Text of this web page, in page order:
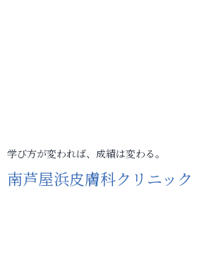
学び方が変われば、成績は変わる。
南芦屋浜皮膚科クリニック